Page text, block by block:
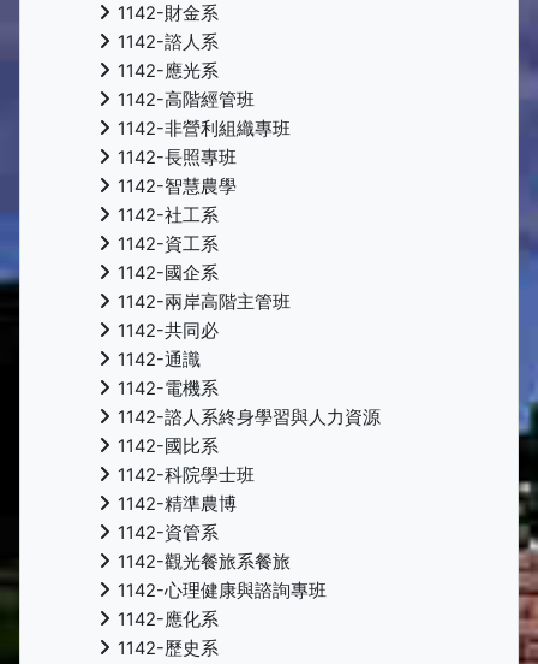
1142-財金系
1142-諮人系
1142-應光系
1142-高階經管班
1142-非營利組織專班
1142-長照專班
1142-智慧農學
1142-社工系
1142-資工系
1142-國企系
1142-兩岸高階主管班
1142-共同必
1142-通識
1142-電機系
1142-諮人系終身學習與人力資源
1142-國比系
1142-科院學士班
1142-精準農博
1142-資管系
1142-觀光餐旅系餐旅
1142-心理健康與諮詢專班
1142-應化系
1142-歷史系